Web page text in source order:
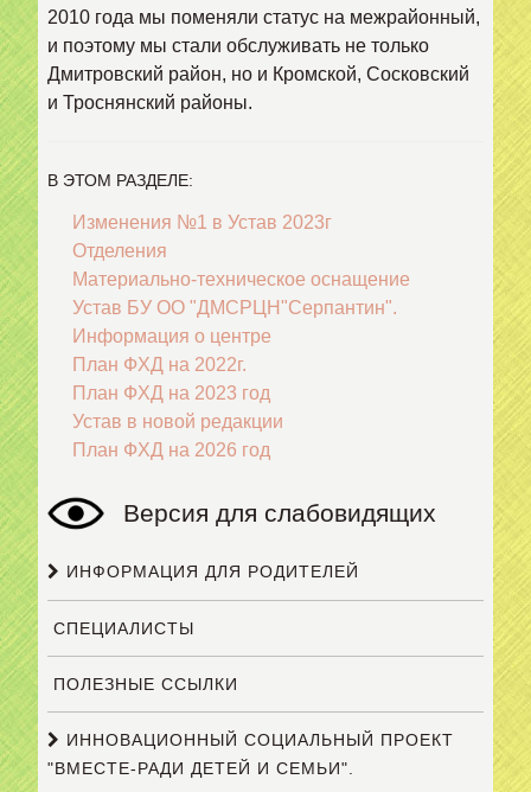
2010 года мы поменяли статус на межрайонный,
и поэтому мы стали обслуживать не только
Дмитровский район, но и Кромской, Сосковский
и Троснянский районы.
В ЭТОМ РАЗДЕЛЕ:
Изменения №1 в Устав 2023г
Отделения
Материально-техническое оснащение
Устав БУ ОО "ДМСРЦН"Серпантин".
Информация о центре
План ФХД на 2022г.
План ФХД на 2023 год
Устав в новой редакции
План ФХД на 2026 год
Версия для слабовидящих
ИНФОРМАЦИЯ ДЛЯ РОДИТЕЛЕЙ
СПЕЦИАЛИСТЫ
ПОЛЕЗНЫЕ ССЫЛКИ
ИННОВАЦИОННЫЙ СОЦИАЛЬНЫЙ ПРОЕКТ
"ВМЕСТЕ-РАДИ ДЕТЕЙ И СЕМЬИ".